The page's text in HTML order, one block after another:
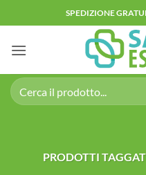
ai
contenuti
SPEDIZIONE
Cerca:
PRODOTTI